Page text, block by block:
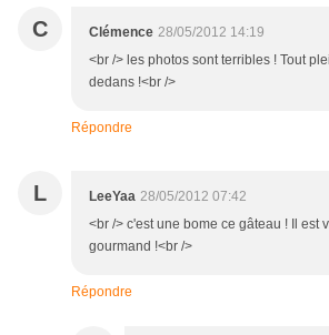
C Clémence 28/05/2012 14:19
<br /> les photos sont terribles ! Tout
dedans !<br />
Répondre
L LeeYaa 28/05/2012 07:42
<br /> c'est une bome ce gâteau ! Il est
gourmand !<br />
Répondre